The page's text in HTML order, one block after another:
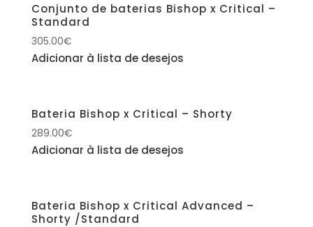
Conjunto de baterias Bishop x Critical –
Standard
305.00€
Adicionar à lista de desejos
Bateria Bishop x Critical – Shorty
289.00€
Adicionar à lista de desejos
Bateria Bishop x Critical Advanced –
Shorty /Standard